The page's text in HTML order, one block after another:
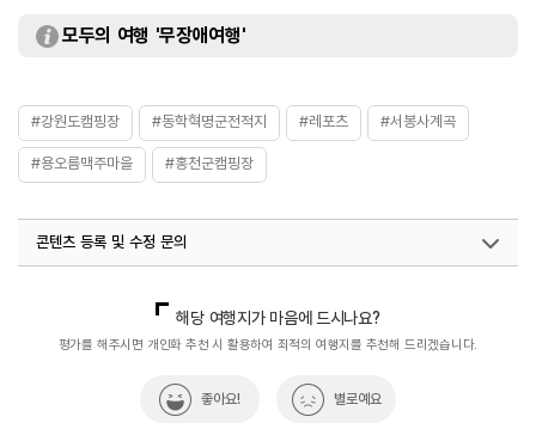
모두의 여행 '무장애여행'
#강원도캠핑장 #동학혁명군전적지 #레포츠 #서봉사계곡
#용오름맥주마을 #홍천군캠핑장
콘텐츠 등록 및 수정 문의
해당 여행지가 마음에 드시나요?
평가를 해주시면 개인화 추천 시 활용하여 최적의 여행지를 추천해 드리겠습니다.
좋아요! 별로예요